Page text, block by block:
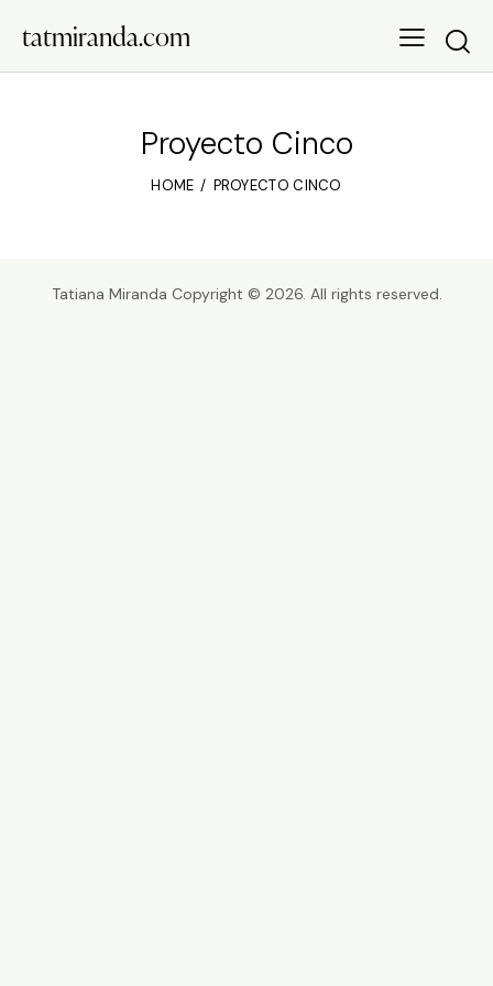
tatmiranda.com
Proyecto Cinco
HOME PROYECTO CINCO
Tatiana Miranda Copyright © 2026. All rights reserved.